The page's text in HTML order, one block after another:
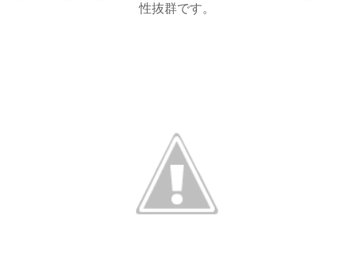
性抜群です。